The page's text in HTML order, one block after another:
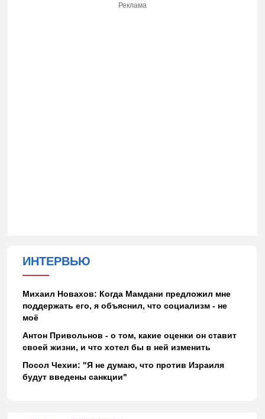
Реклама
ИНТЕРВЬЮ
Михаил Новахов: Когда Мамдани предложил мне
поддержать его, я объяснил, что социализм - не
моё
Антон Привольнов - о том, какие оценки он ставит
своей жизни, и что хотел бы в ней изменить
Посол Чехии: "Я не думаю, что против Израиля
будут введены санкции"